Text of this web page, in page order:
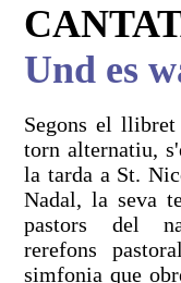
Und es
Segons el
torn alternatiu,
la tarda a St.
Nadal, la seva
pastors del
rerefons
simfonia que